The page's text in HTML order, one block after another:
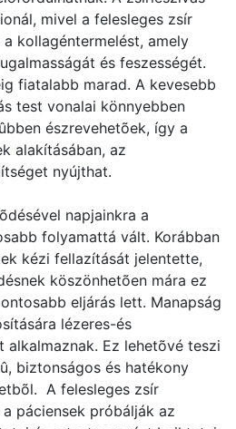
mivel a felesleges zsír
kollagéntermelést, amely
és feszességét.
fiatalabb marad. A kevesebb
test vonalai könnyebben
észrevehetõek, így a
alakításában, az
nyújthat.
napjainkra a
folyamattá vált. Korábban
kézi fellazítását jelentette,
köszönhetõen mára ez
eljárás lett. Manapság
lézeres-és
alkalmaznak. Ez lehetõvé teszi
biztonságos és hatékony
A felesleges zsír
páciensek próbálják az